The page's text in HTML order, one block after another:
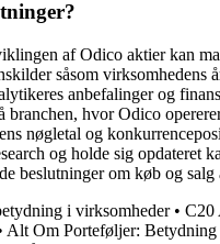
af Odico aktier kan
såsom virksomhedens
anbefalinger og
branchen, hvor Odico
nøgletal og
og holde sig opdateret
beslutninger om køb og salg
i virksomheder• C20
Alt Om Porteføljer: